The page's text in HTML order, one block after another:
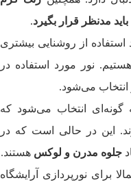
مدنظر قرار بگیرد.
استفاده از روشنایی بیشتری
نور مورد استفاده در
انتخاب می‌شود.
گونه‌ای انتخاب می‌شود که
این در حالی است که در
جلوه مدرن و لوکس هستند.
برای نورپردازی آرایشگاه